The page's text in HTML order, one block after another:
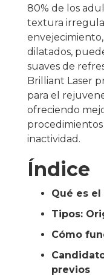
80% de los
textura
dilatados,
suaves de
Brilliant Laser
para el
ofreciendo
inactividad.
Índice
Qué es
Tipos:
Cómo
previos